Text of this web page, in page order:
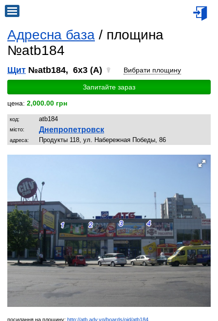
Адресна база / площина
№atb184
Щит №atb184, 6x3 (A) Вибрати площину
Запитайте зараз
цена: 2,000.00 грн
код: atb184
місто: Днепропетровск
адреса: Продукты 118, ул. Набережная Победы, 86
посилання на площину: http://atb.adv.vg/boards/oid/atb184